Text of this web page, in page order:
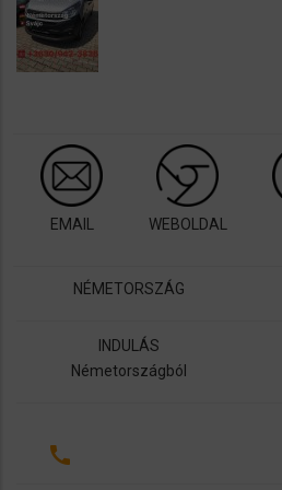
EMAIL WEBOLDAL
NÉMETORSZÁG
INDULÁS
Németországból
call